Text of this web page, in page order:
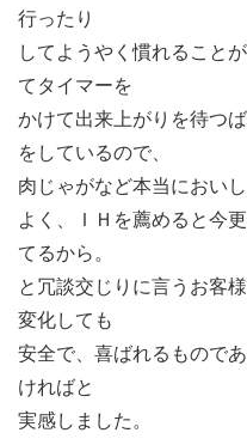
行ったり
してようやく慣れること
てタイマーを
かけて出来上がりを待つ
をしているので、
肉じゃがなど本当におい
よく、ＩＨを薦めると今
てるから。
と冗談交じりに言うお客
変化しても
安全で、喜ばれるもので
ければと
実感しました。